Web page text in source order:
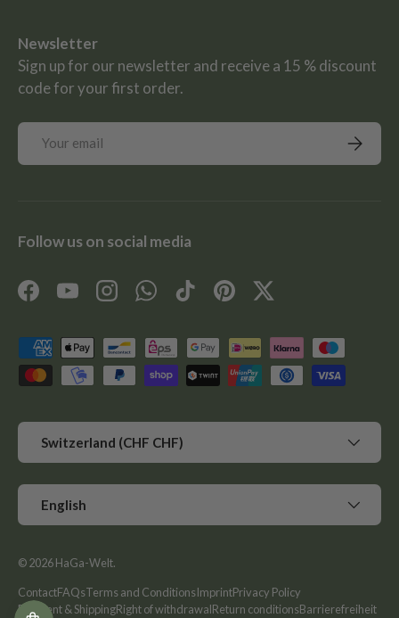
Newsletter
Sign up for our newsletter and receive a 15 % discount
code for your first order.
Email
Follow us on social media
FacebookYouTubeInstagramWhatsApp
TikTokPinterestTwitter
Payment methods accepted
Switzerland (CHF CHF)
English
© 2026HaGa-Welt.
ContactFAQsTerms and ConditionsImprintPrivacy Policy
Payment & ShippingRight of withdrawalReturn conditionsBarrierefreiheit